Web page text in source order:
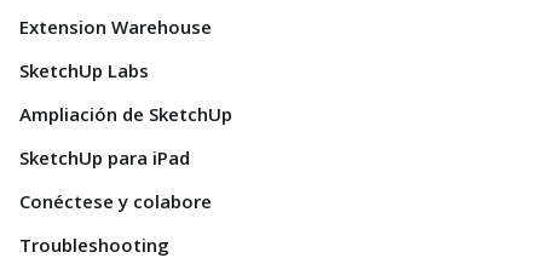
Extension Warehouse
SketchUp Labs
Ampliación de SketchUp
SketchUp para iPad
Conéctese y colabore
Troubleshooting